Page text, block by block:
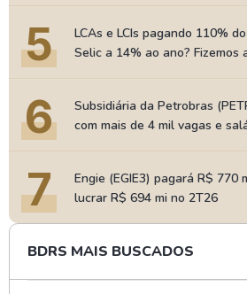
5
LCAs e LCIs pagando 110%
Selic a 14% ao ano? Fizemos
6
Subsidiária da Petrobras
com mais de 4 mil vagas e
7
Engie (EGIE3) pagará R$ 770
lucrar R$ 694 mi no 2T26
BDRS MAIS BUSCADOS